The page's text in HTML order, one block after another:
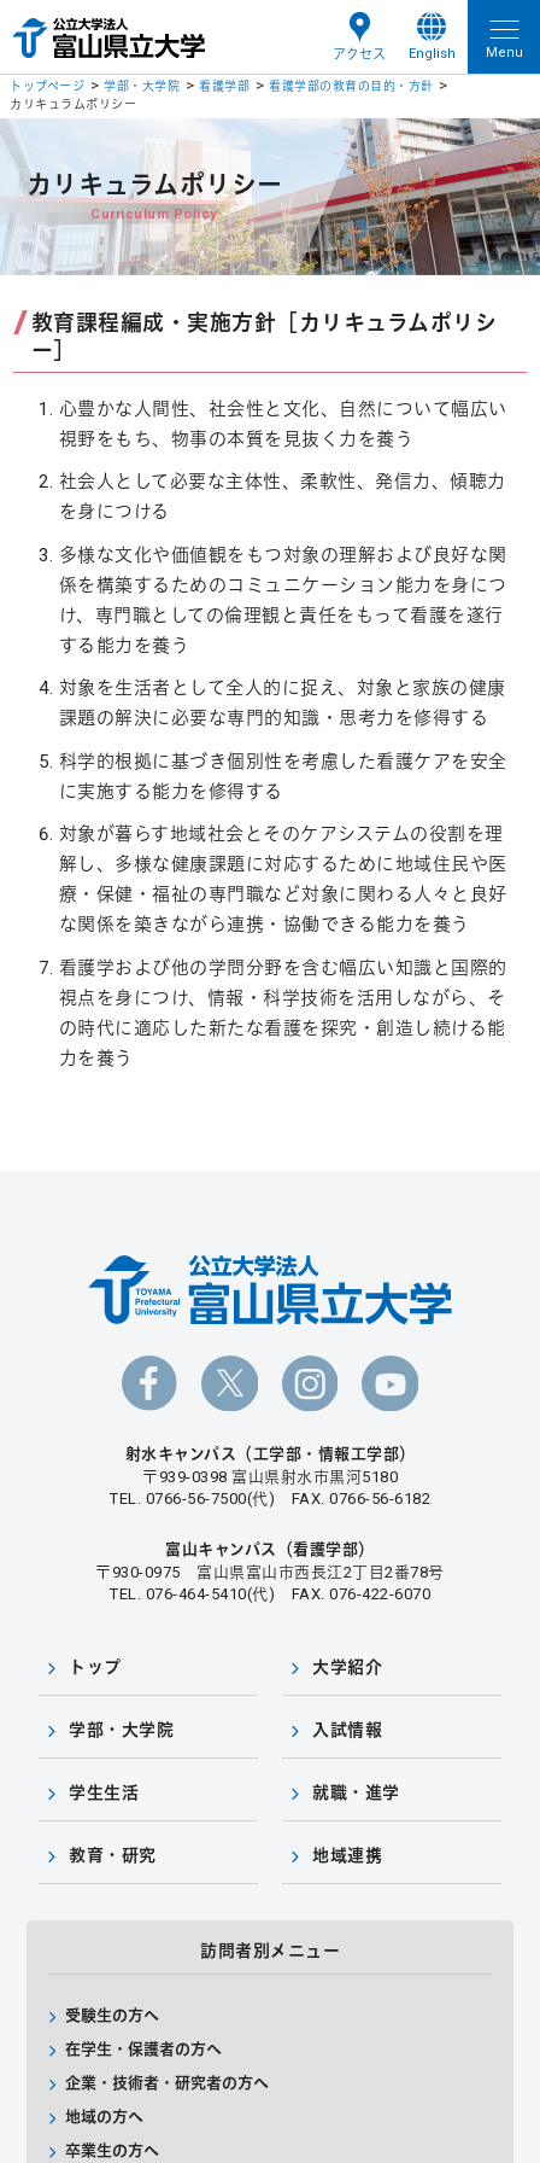
アクセス English Menu
トップページ 学部・大学院 看護学部
看護学部の教育の目的・方針
カリキュラムポリシー
カリキュラムポリシー
Curriculum Policy
教育課程編成・実施方針［カリキュラムポリシ
ー］
心豊かな人間性、社会性と文化、自然について幅広い
視野をもち、物事の本質を見抜く力を養う
社会人として必要な主体性、柔軟性、発信力、傾聴力
を身につける
多様な文化や価値観をもつ対象の理解および良好な関
係を構築するためのコミュニケーション能力を身につ
け、専門職としての倫理観と責任をもって看護を遂行
する能力を養う
対象を生活者として全人的に捉え、対象と家族の健康
課題の解決に必要な専門的知識・思考力を修得する
科学的根拠に基づき個別性を考慮した看護ケアを安全
に実施する能力を修得する
対象が暮らす地域社会とそのケアシステムの役割を理
解し、多様な健康課題に対応するために地域住民や医
療・保健・福祉の専門職など対象に関わる人々と良好
な関係を築きながら連携・協働できる能力を養う
看護学および他の学問分野を含む幅広い知識と国際的
視点を身につけ、情報・科学技術を活用しながら、そ
の時代に適応した新たな看護を探究・創造し続ける能
力を養う
射水キャンパス（工学部・情報工学部）
〒939-0398 富山県射水市黒河5180
TEL. 0766-56-7500(代) FAX. 0766-56-6182
富山キャンパス（看護学部）
〒930-0975 富山県富山市西長江2丁目2番78号
TEL. 076-464-5410(代) FAX. 076-422-6070
トップ 大学紹介
学部・大学院 入試情報
学生生活 就職・進学
教育・研究 地域連携
訪問者別メニュー
受験生の方へ
在学生・保護者の方へ
企業・技術者・研究者の方へ
地域の方へ
卒業生の方へ